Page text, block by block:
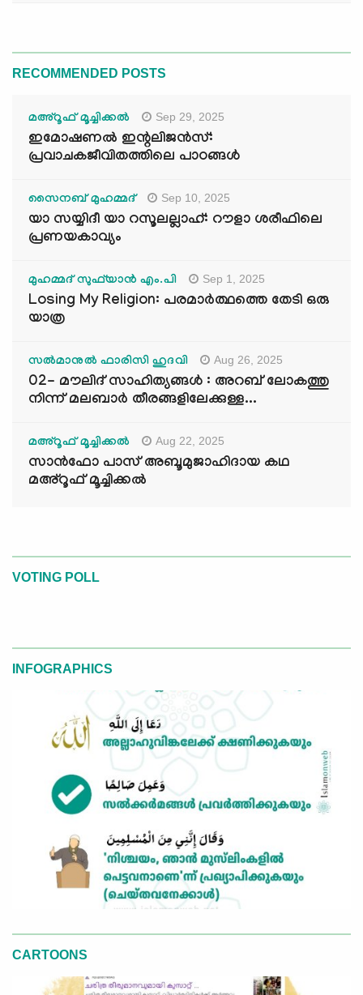
RECOMMENDED POSTS
മഅ്റൂഫ് മൂച്ചിക്കല്‍ Sep 29, 2025
ഇമോഷണൽ ഇന്റലിജൻസ്:
പ്രവാചകജീവിതത്തിലെ പാഠങ്ങൾ
സൈനബ് മുഹമ്മദ് Sep 10, 2025
യാ സയ്യിദീ യാ റസൂലല്ലാഹ്: റൗളാ ശരീഫിലെ
പ്രണയകാവ്യം
മുഹമ്മദ് സുഫ്‌യാൻ എം.പി Sep 1, 2025
Losing My Religion: പരമാർത്ഥത്തെ തേടി ഒരു
യാത്ര
സൽമാനുൽ ഫാരിസി ഹുദവി Aug 26, 2025
02- മൗലിദ് സാഹിത്യങ്ങൾ : അറബ് ലോകത്തു
നിന്ന് മലബാർ തീരങ്ങളിലേക്കുള്ള...
മഅ്റൂഫ് മൂച്ചിക്കല്‍ Aug 22, 2025
സാൻഫോ പാസ് അബൂമുജാഹിദായ കഥ
മഅ്റൂഫ് മൂച്ചിക്കല്‍
VOTING POLL
INFOGRAPHICS
CARTOONS